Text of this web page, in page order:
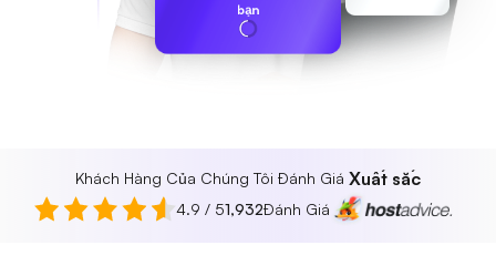
bạn
Khách Hàng Của Chúng Tôi Đánh Giá Xuất sắc
4.9 / 51,932Đánh Giá